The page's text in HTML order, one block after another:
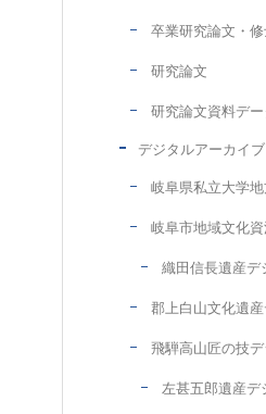
卒業研究論文・
研究論文
研究論文資料デ
デジタルアーカイブ
岐阜県私立大学
岐阜市地域文化
織田信長遺産デ
郡上白山文化遺
飛騨高山匠の技
左甚五郎遺産デ